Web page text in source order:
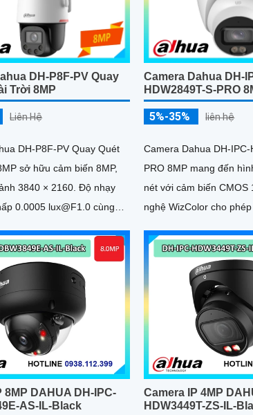
xác trong cảnh báo, hỗ trợ
DH-P8F-PV Quay
Trời 8MP
Liên Hệ
DH-P8F-PV Quay Quét
sở hữu cảm biến 8MP,
3840 × 2160. Độ nhạy
0.0005 lux@F1.0 cùng
Camera Dahua DH-
HDW2849T-S-PRO
5%-35% liên hệ
Camera Dahua DH-IPC-
PRO 8MP mang đến
nét với cảm biến CMOS 1/1.
nghệ WizColor cho
8MP DAHUA DH-IPC-
AS-IL-Black
Camera IP 4MP
HDW3449T-ZS-IL-